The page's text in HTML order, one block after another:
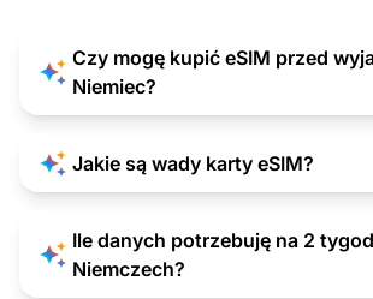
Czy mogę kupić eSIM przed
Niemiec?
Jakie są wady karty eSIM?
Ile danych potrzebuję na 2
Niemczech?